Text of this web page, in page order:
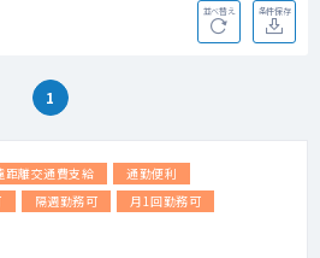
並べ替え 条件保存
1
距離交通費支給
通勤便利
隔週勤務可
月1回勤務可